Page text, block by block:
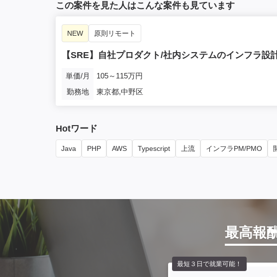
この案件を見た人はこんな案件も見ています
NEW 原則リモート
【SRE】自社プロダクト/社内システムのインフラ設
単価/月
105～115万円
勤務地
東京都,中野区
Hotワード
Java PHP AWS Typescript 上流 インフラPM/PMO
最高報
最短３日で就業可能！